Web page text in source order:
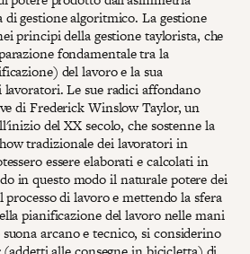
gestione algoritmico. La gestione
principi della gestione taylorista, che
fondamentale tra la
del lavoro e la sua
lavoratori. Le sue radici affondano
di Frederick Winslow Taylor, un
del XX secolo, che sostenne la
tradizionale dei lavoratori in
essere elaborati e calcolati in
in questo modo il naturale potere dei
di lavoro e mettendo la sfera
pianificazione del lavoro nelle mani
suona arcano e tecnico, si considerino